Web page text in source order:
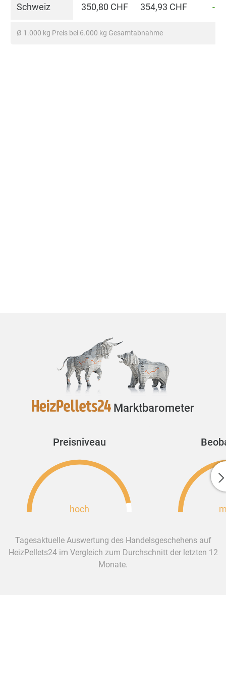
Schweiz 350,80 CHF 354,93 CHF -
Ø 1.000 kg Preis bei 6.000 kg Gesamtabnahme
Marktbarometer
Preisniveau
hoch
Tagesaktuelle Auswertung des Handelsgeschehens auf
HeizPellets24 im Vergleich zum Durchschnitt der letzten 12
Monate.